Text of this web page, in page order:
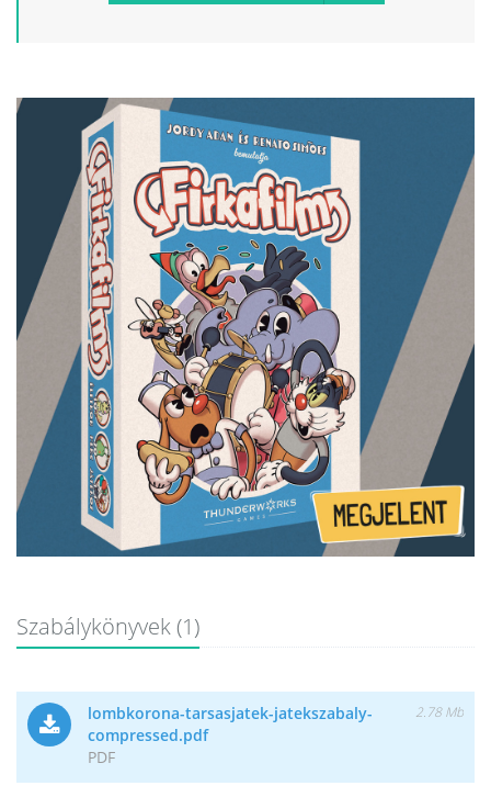
Szabálykönyvek (1)
2.78 Mb
lombkorona-tarsasjatek-jatekszabaly-
compressed.pdf
PDF